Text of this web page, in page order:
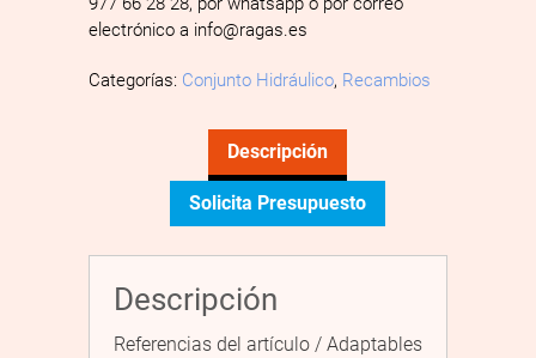
electrónico a info@ragas.es
Categorías: Conjunto Hidráulico, Recambios
Descripción
Solicita Presupuesto
Descripción
Referencias del artículo / Adaptables